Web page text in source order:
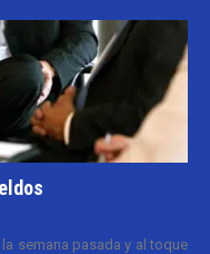
semana pasada y al toque